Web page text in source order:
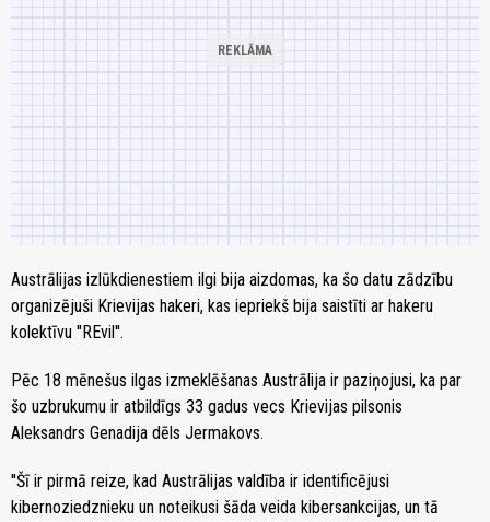
Austrālijas izlūkdienestiem ilgi bija aizdomas, ka šo datu zādzību
organizējuši Krievijas hakeri, kas iepriekš bija saistīti ar hakeru
kolektīvu ''REvil''.
Pēc 18 mēnešus ilgas izmeklēšanas Austrālija ir paziņojusi, ka par
šo uzbrukumu ir atbildīgs 33 gadus vecs Krievijas pilsonis
Aleksandrs Genadija dēls Jermakovs.
''Šī ir pirmā reize, kad Austrālijas valdība ir identificējusi
kibernoziedznieku un noteikusi šāda veida kibersankcijas, un tā